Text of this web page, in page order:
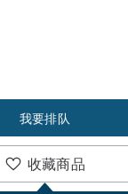
我要排队
收藏商品